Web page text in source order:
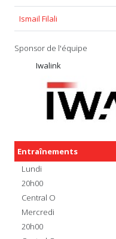
Ismail Filali
Sponsor de l'équipe
Iwalink
Entraînements
Lundi
20h00
Central O
Mercredi
20h00